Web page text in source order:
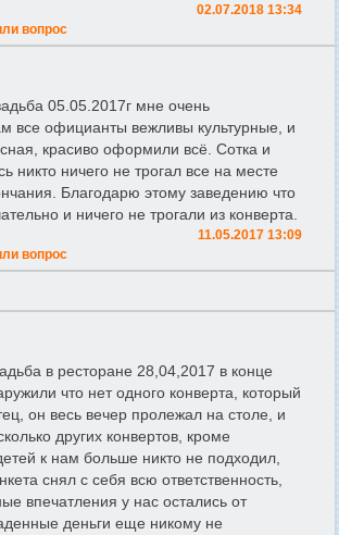
02.07.2018 13:34
вопрос
05.05.2017г мне очень
все официанты вежливы культурные, и
красиво оформили всё. Сотка и
никто ничего не трогал все на месте
Благодарю этому заведению что
и ничего не трогали из конверта.
11.05.2017 13:09
вопрос
в ресторане 28,04,2017 в конце
что нет одного конверта, который
он весь вечер пролежал на столе, и
других конвертов, кроме
к нам больше никто не подходил,
снял с себя всю ответственность,
впечатления у нас остались от
деньги еще никому не